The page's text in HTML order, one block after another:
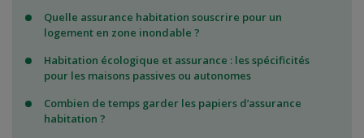
Quelle assurance habitation souscrire pour un
logement en zone inondable ?
Habitation écologique et assurance : les spécificités
pour les maisons passives ou autonomes
Combien de temps garder les papiers d’assurance
habitation ?